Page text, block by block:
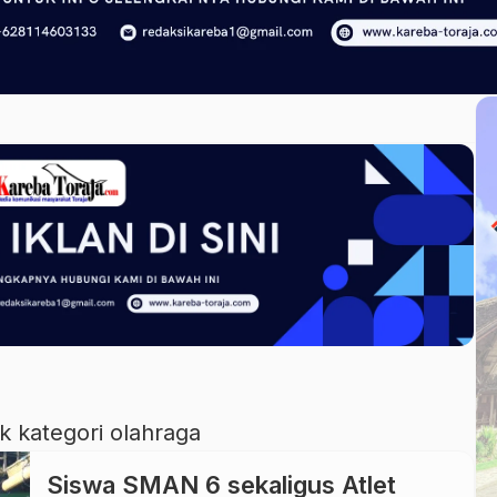
kategori olahraga
Siswa SMAN 6 sekaligus Atlet